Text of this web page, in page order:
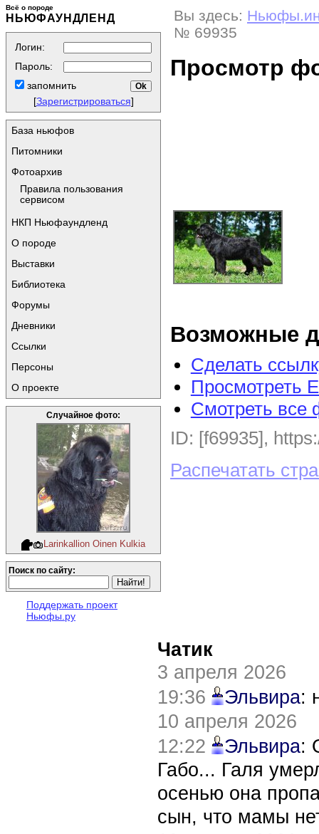
Всё о породе
НЬЮФАУНДЛЕНД
Логин:
Пароль:
запомнить
[Зарегистрироваться]
База ньюфов
Питомники
Фотоархив
Правила пользования
сервисом
НКП Ньюфаундленд
О породе
Выставки
Библиотека
Форумы
Дневники
Ссылки
Персоны
О проекте
Случайное фото:
Larinkallion Oinen Kulkia
Поиск по сайту:
Поддержать проект
Ньюфы.ру
Вы здесь:
№ 69935
Просмотр
Возможные
Сделать
Просмотреть
Смотреть все
ID: [f69935],
Распечатать
Чатик
3 апреля 2026
19:36
Эльвира:
10 апреля 2026
12:22
Эльвира:
Габо... Галя
осенью она
сын, что мамы